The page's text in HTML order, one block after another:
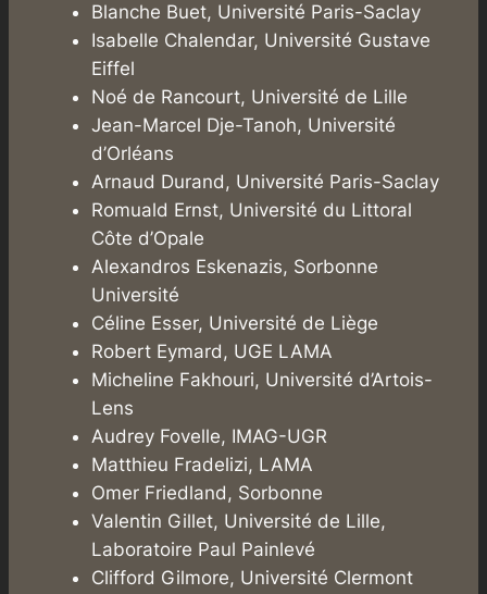
Blanche Buet, Université Paris-Saclay
Isabelle Chalendar, Université Gustave
Eiffel
Noé de Rancourt, Université de Lille
Jean-Marcel Dje-Tanoh, Université
d’Orléans
Arnaud Durand, Université Paris-Saclay
Romuald Ernst, Université du Littoral
Côte d’Opale
Alexandros Eskenazis, Sorbonne
Université
Céline Esser, Université de Liège
Robert Eymard, UGE LAMA
Micheline Fakhouri, Université d’Artois-
Lens
Audrey Fovelle, IMAG-UGR
Matthieu Fradelizi, LAMA
Omer Friedland, Sorbonne
Valentin Gillet, Université de Lille,
Laboratoire Paul Painlevé
Clifford Gilmore, Université Clermont